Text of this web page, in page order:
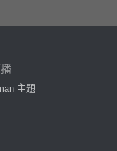
主題